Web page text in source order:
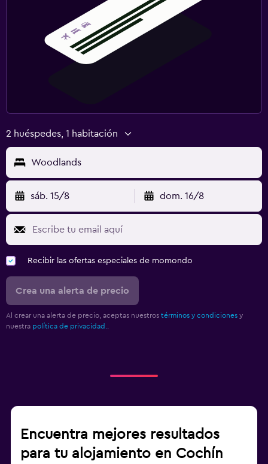
2 huéspedes, 1 habitación
Woodlands
sáb. 15/8 dom. 16/8
Recibir las ofertas especiales de momondo
Crea una alerta de precio
Al crear una alerta de precio, aceptas nuestros términos y condiciones y
nuestra política de privacidad.
Encuentra mejores resultados
para tu alojamiento en Cochín